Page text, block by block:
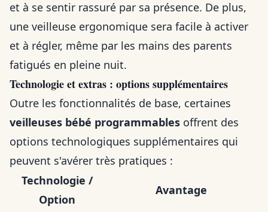
et à se sentir rassuré par sa présence. De plus,
une veilleuse ergonomique sera facile à activer
et à régler, même par les mains des parents
fatigués en pleine nuit.
Technologie et extras : options supplémentaires
Outre les fonctionnalités de base, certaines
veilleuses bébé programmables offrent des
options technologiques supplémentaires qui
peuvent s'avérer très pratiques :
Technologie /
Option
Avantage